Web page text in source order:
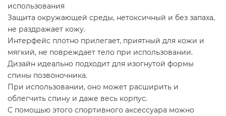
использования
Защита окружающей среды, нетоксичный и без запаха,
не раздражает кожу.
Интерфейс плотно прилегает, приятный для кожи и
мягкий, не повреждает тело при использовании.
Дизайн идеально подходит для изогнутой формы
спины позвоночника.
При использовании, оно может расширить и
облегчить спину и даже весь корпус.
С помощью этого спортивного аксессуара можно